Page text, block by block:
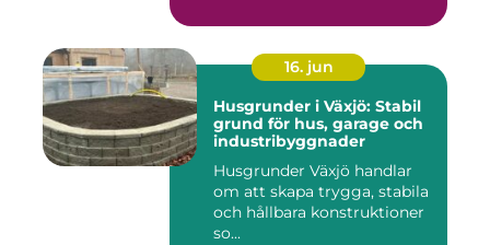
16. jun
Husgrunder i Växjö: Stabil
grund för hus, garage och
industribyggnader
Husgrunder Växjö handlar
om att skapa trygga, stabila
och hållbara konstruktioner
so...